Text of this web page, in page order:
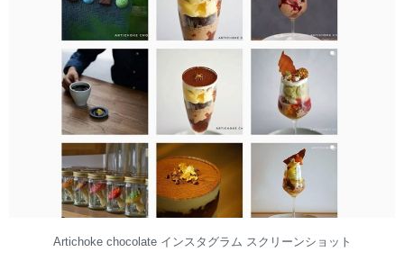
Artichoke chocolate インスタグラム スクリーンショット